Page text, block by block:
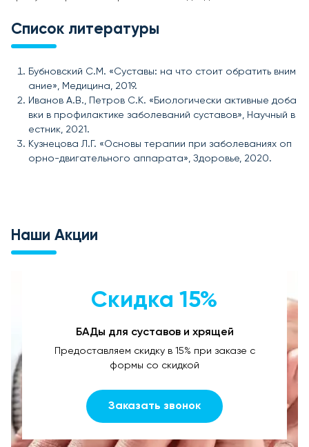
Список литературы
Бубновский С.М. «Суставы: на что стоит обратить вним
ание», Медицина, 2019.
Иванов А.В., Петров С.К. «Биологически активные доба
вки в профилактике заболеваний суставов», Научный в
естник, 2021.
Кузнецова Л.Г. «Основы терапии при заболеваниях оп
орно-двигательного аппарата», Здоровье, 2020.
Наши Акции
Скидка 15%
БАДы для суставов и хрящей
Предоставляем скидку в 15% при заказе с
формы со скидкой
Заказать звонок